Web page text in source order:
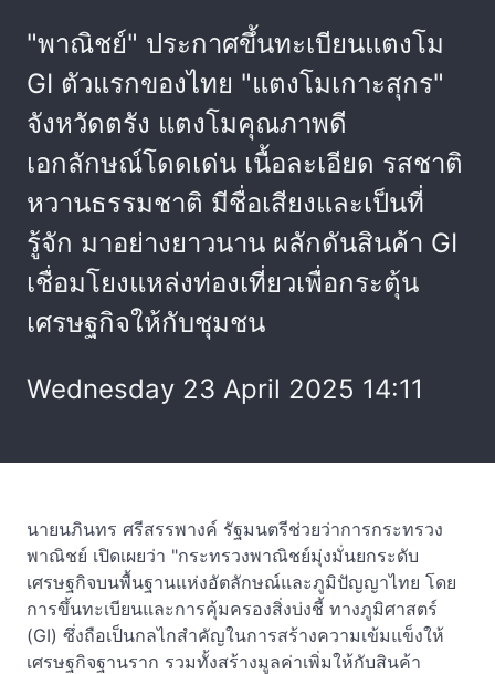
"พาณิชย์" ประกาศขึ้นทะเบียนแตงโม
GI ตัวแรกของไทย "แตงโมเกาะสุกร"
จังหวัดตรัง แตงโมคุณภาพดี
เอกลักษณ์โดดเด่น เนื้อละเอียด รสชาติ
หวานธรรมชาติ มีชื่อเสียงและเป็นที่
รู้จัก มาอย่างยาวนาน ผลักดันสินค้า GI
เชื่อมโยงแหล่งท่องเที่ยวเพื่อกระตุ้น
เศรษฐกิจให้กับชุมชน
Wednesday 23 April 2025 14:11
นายนภินทร ศรีสรรพางค์ รัฐมนตรีช่วยว่าการกระทรวง
พาณิชย์ เปิดเผยว่า "กระทรวงพาณิชย์มุ่งมั่นยกระดับ
เศรษฐกิจบนพื้นฐานแห่งอัตลักษณ์และภูมิปัญญาไทย โดย
การขึ้นทะเบียนและการคุ้มครองสิ่งบ่งชี้ ทางภูมิศาสตร์
(GI) ซึ่งถือเป็นกลไกสำคัญในการสร้างความเข้มแข็งให้
เศรษฐกิจฐานราก รวมทั้งสร้างมูลค่าเพิ่มให้กับสินค้า